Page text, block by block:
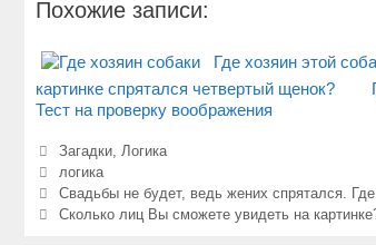
Похожие записи:
Где хозяин этой
картинке спрятался четвертый щенок?
Тест на проверку воображения
Рубрики
Загадки, Логика
Метки
логика
Навигация
записи
Свадьбы не будет, ведь жених спрятался.
Сколько лиц Вы сможете увидеть на